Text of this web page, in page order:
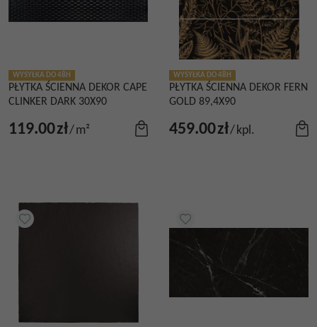
WYSYŁKA DO 48H
PŁYTKA ŚCIENNA DEKOR CAPE
CLINKER DARK 30X90
119.00zł/m²
WYSYŁKA DO 48H
PŁYTKA ŚCIENNA DEKOR FERN
GOLD 89,4X90
459.00zł/kpl.